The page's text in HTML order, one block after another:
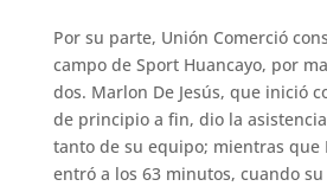
Por su parte, Unión Comerció
campo de Sport Huancayo, por
dos. Marlon De Jesús, que inició
de principio a fin, dio la
tanto de su equipo; mientras que
entró a los 63 minutos, cuando